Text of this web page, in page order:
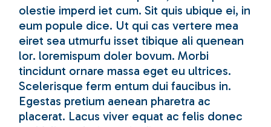
olestie imperd iet cum. Sit quis ubique ei, in
eum popule dice. Ut qui cas vertere mea
eiret sea utmurfu isset tibique ali quenean
lor. loremispum doler bovum. Morbi
tincidunt ornare massa eget eu ultrices.
Scelerisque ferm entum dui faucibus in.
Egestas pretium aenean pharetra ac
placerat. Lacus viver equat ac felis donec